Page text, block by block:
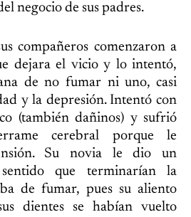
negocio de sus padres.
compañeros comenzaron a
dejara el vicio y lo intentó,
de no fumar ni uno, casi
y la depresión. Intentó con
(también dañinos) y sufrió
cerebral porque le
Su novia le dio un
que terminarían la
de fumar, pues su aliento
dientes se habían vuelto